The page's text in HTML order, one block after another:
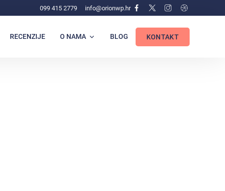
099 415 2779 info@orionwp.hr
RECENZIJE O NAMA BLOG KONTAKT